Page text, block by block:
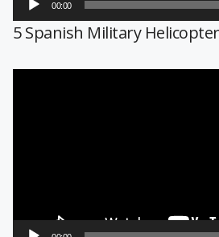
00:00
5 Spanish Military